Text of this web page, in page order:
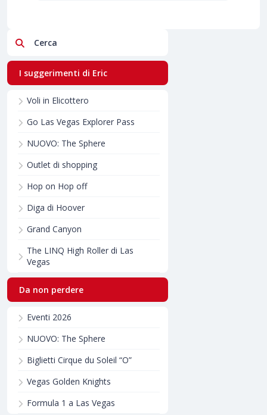
Cerca
I suggerimenti di Eric
Voli in Elicottero
Go Las Vegas Explorer Pass
NUOVO: The Sphere
Outlet di shopping
Hop on Hop off
Diga di Hoover
Grand Canyon
The LINQ High Roller di Las
Vegas
Da non perdere
Eventi 2026
NUOVO: The Sphere
Biglietti Cirque du Soleil “O”
Vegas Golden Knights
Formula 1 a Las Vegas